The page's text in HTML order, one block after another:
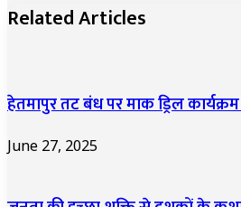
Related Articles
हेतमापुर तट बंध पर माक ड्रिल
June 27, 2025